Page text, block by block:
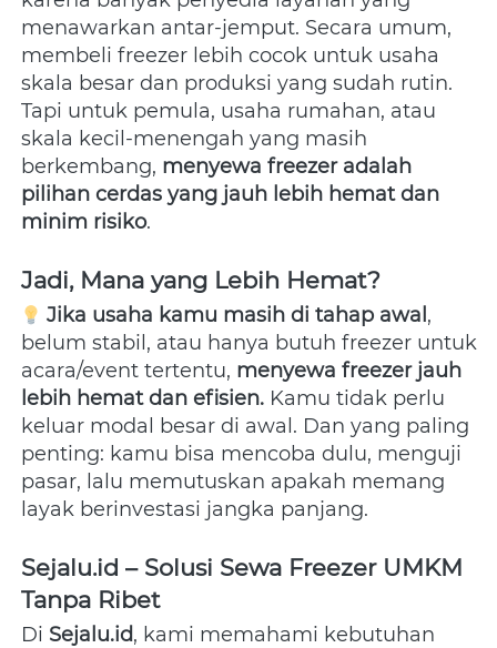
menawarkan antar-jemput. Secara umum,
membeli freezer lebih cocok untuk usaha
skala besar dan produksi yang sudah rutin.
Tapi untuk pemula, usaha rumahan, atau
skala kecil-menengah yang masih
berkembang, menyewa freezer adalah
pilihan cerdas yang jauh lebih hemat dan
minim risiko.
Jadi, Mana yang Lebih Hemat?
Jika usaha kamu masih di tahap awal ,
belum stabil, atau hanya butuh freezer untuk
acara/event tertentu, menyewa freezer jauh
lebih hemat dan efisien. Kamu tidak perlu
keluar modal besar di awal. Dan yang paling
penting: kamu bisa mencoba dulu, menguji
pasar, lalu memutuskan apakah memang
layak berinvestasi jangka panjang.
Sejalu.id – Solusi Sewa Freezer UMKM
Tanpa Ribet
Di Sejalu.id, kami memahami kebutuhan